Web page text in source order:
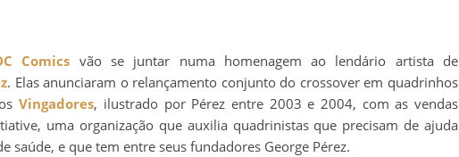
Comics vão se juntar numa homenagem ao lendário artista de
. Elas anunciaram o relançamento conjunto do crossover em quadrinhos
Vingadores, ilustrado por Pérez entre 2003 e 2004, com as vendas
uma organização que auxilia quadrinistas que precisam de ajuda
saúde, e que tem entre seus fundadores George Pérez.